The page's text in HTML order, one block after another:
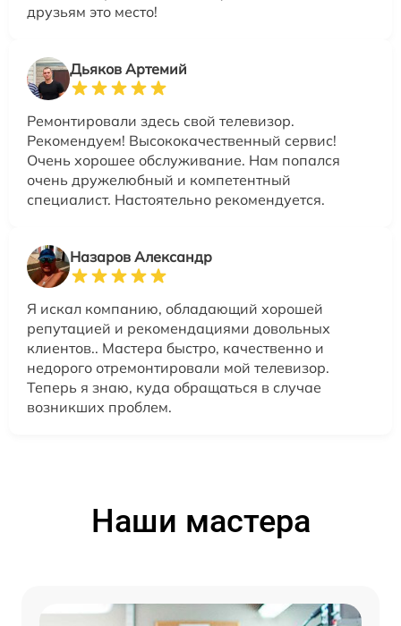
друзьям это место!
Дьяков Артемий
Ремонтировали здесь свой телевизор.
Рекомендуем! Высококачественный сервис!
Очень хорошее обслуживание. Нам попался
очень дружелюбный и компетентный
специалист. Настоятельно рекомендуется.
Назаров Александр
Я искал компанию, обладающий хорошей
репутацией и рекомендациями довольных
клиентов.. Мастера быстро, качественно и
недорого отремонтировали мой телевизор.
Теперь я знаю, куда обращаться в случае
возникших проблем.
Наши мастера